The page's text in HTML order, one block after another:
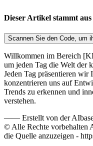
Dieser Artikel stammt
Scannen Sie den Code, um
Willkommen im Bereich
um jeden Tag die Welt der
Jeden Tag präsentieren
konzentrieren uns auf
Trends zu erkennen und
verstehen.
—— Erstellt von der
© Alle Rechte vorbehalten
die Quelle anzuzeigen -